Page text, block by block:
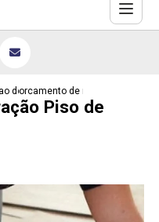
de piso vinilico
orcamento de recuperacao
Piso de